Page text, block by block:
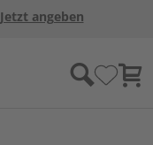
Jetzt angeben